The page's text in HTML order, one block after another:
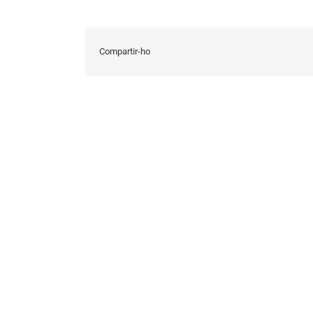
Compartir-ho